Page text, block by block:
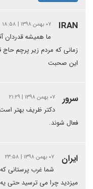
IRAN ۰۷ بهمن ۱۳۹۸ | ۱۸:۵۸
ما همیشه قدردان
زمانی که مردم زیر پرچم
این صحبت
سرور ۰۷ بهمن ۱۳۹۸ | ۲۱:۲۹
دکتر ظریف بهتر است
فعال شوند.
ایران ۰۷ بهمن ۱۳۹۸ | ۲۳:۵۸
شما غرب پرستانی
میزدید چرا می ترسید حتی یه